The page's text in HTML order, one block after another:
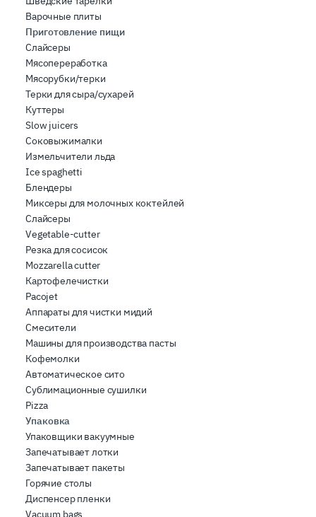
inoltre informazioni sul modo in cui l’utente utilizza il
nostro sito con i nostri partner che si occupano di analisi
dei dati web, pubblicità e social media, i quali potrebbero
combinarle con altre informazioni che ha fornito loro o
che hanno raccolto dal suo utilizzo dei loro servizi.
Варочные плиты
Приготовление пищи
Слайсеры
Мясопереработка
Мясорубки/терки
Терки для сыра/сухарей
Куттеры
Slow juicers
Соковыжималки
Измельчители льда
Ice spaghetti
Блендеры
Миксеры для молочных коктейлей
Слайсеры
Vegetable-cutter
Резка для сосисок
Mozzarella cutter
Картофелечистки
Pacojet
Аппараты для чистки мидий
Смесители
Машины для производства пасты
Кофемолки
Автоматическое сито
Сублимационные сушилки
Pizza
Упаковка
Упаковщики вакуумные
Запечатывает лотки
Запечатывает пакеты
Горячие столы
Диспенсер пленки